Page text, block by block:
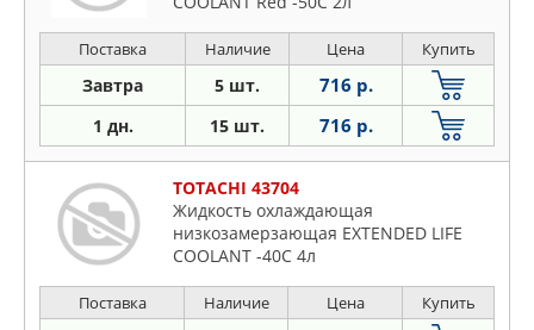
Поставка Наличие Цена Купить
Завтра 5 шт. 716 р.
1 дн. 15 шт. 716 р.
TOTACHI 43704
Жидкость охлаждающая
низкозамерзающая EXTENDED LIFE
COOLANT -40C 4л
Поставка Наличие Цена Купить